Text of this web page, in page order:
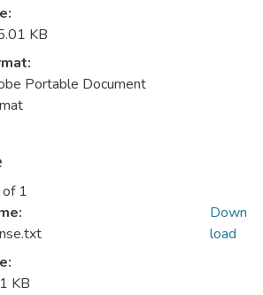
KB
Portable Document
1
KB
Down
load